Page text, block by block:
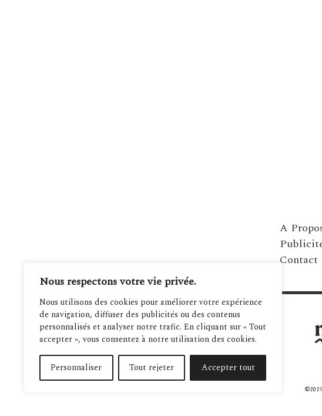
Nous respectons votre vie privée.
Nous utilisons des cookies pour améliorer votre expérience
de navigation, diffuser des publicités ou des contenus
personnalisés et analyser notre trafic. En cliquant sur « Tout
accepter », vous consentez à notre utilisation des cookies.
Personnaliser Tout rejeter Accepter tout
A
Contact
©2021